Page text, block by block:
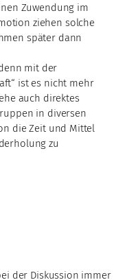
Zuwendung im
ziehen solche
später dann
mit der
ist es nicht mehr
auch direktes
in diversen
die Zeit und Mittel
zu
der Diskussion immer